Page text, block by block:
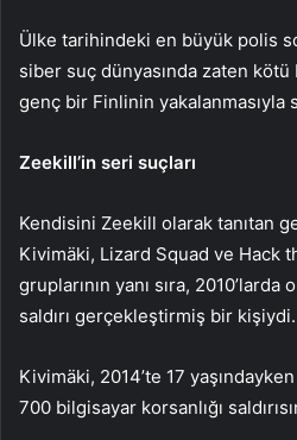
Ülke tarihindeki en büyük polis
siber suç dünyasında zaten
genç bir Finlinin yakalanmasıyla
Zeekill’in seri suçları
Kendisini Zeekill olarak tanıtan
Kivimäki, Lizard Squad ve Hack
gruplarının yanı sıra,
saldırı gerçekleştirmiş bir kişiydi.
Kivimäki, 2014’te 17
700 bilgisayar korsanlığı